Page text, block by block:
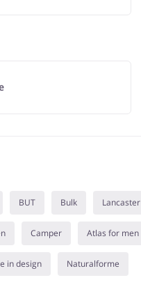
BUT Bulk Lancaster
Camper Atlas for men
in design Naturalforme